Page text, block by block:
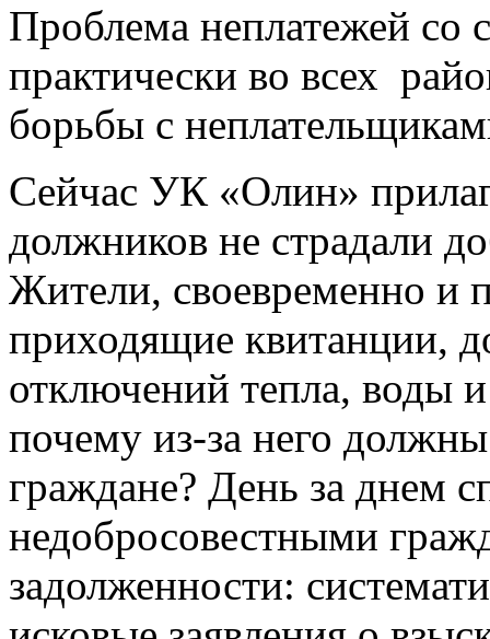
Проблема неплатежей со
практически во всех
борьбы с
Сейчас УК «Олин»
должников не страдали
Жители, своевременно и
приходящие квитанции,
отключений тепла, воды и
почему из-за него
граждане? День за днем
недобросовестными
задолженности: